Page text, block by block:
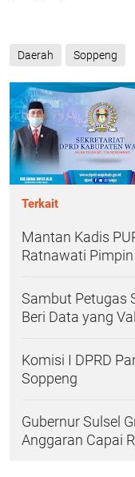
Daerah Soppeng
Terkait
Mantan Kadis
Ratnawati
Sambut Petugas
Beri Data yang
Komisi I DPRD
Soppeng
Gubernur Sulsel
Anggaran Capai